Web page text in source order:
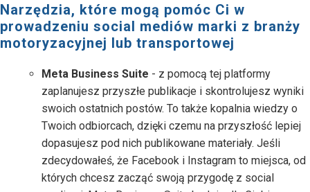
Narzędzia, które mogą pomóc Ci w
prowadzeniu social mediów marki z branży
motoryzacyjnej lub transportowej
Meta Business Suite - z pomocą tej platformy
zaplanujesz przyszłe publikacje i skontrolujesz wyniki
swoich ostatnich postów. To także kopalnia wiedzy o
Twoich odbiorcach, dzięki czemu na przyszłość lepiej
dopasujesz pod nich publikowane materiały. Jeśli
zdecydowałeś, że Facebook i Instagram to miejsca, od
których chcesz zacząć swoją przygodę z social